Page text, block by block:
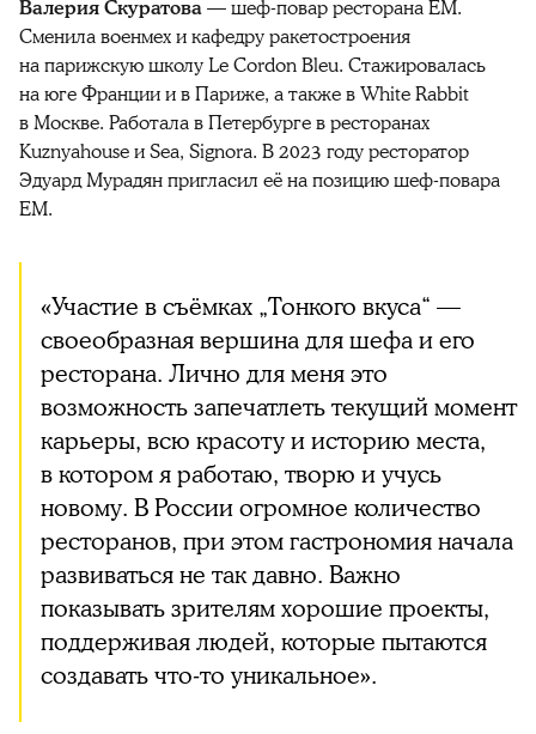
Валерия Скуратова— шеф-повар ресторана ЕМ.
Сменила военмех и кафедру ракетостроения
на парижскую школу Le Cordon Bleu. Стажировалась
на юге Франции и в Париже, а также в White Rabbit
в Москве. Работала в Петербурге в ресторанах
Kuznyahouse и Sea, Signora. В 2023 году ресторатор
Эдуард Мурадян пригласил её на позицию шеф-повара
ЕМ.
«Участие в съёмках „Тонкого вкуса“ —
своеобразная вершина для шефа и его
ресторана. Лично для меня это
возможность запечатлеть текущий момент
карьеры, всю красоту и историю места,
в котором я работаю, творю и учусь
новому. В России огромное количество
ресторанов, при этом гастрономия начала
развиваться не так давно. Важно
показывать зрителям хорошие проекты,
поддерживая людей, которые пытаются
создавать что-то уникальное».